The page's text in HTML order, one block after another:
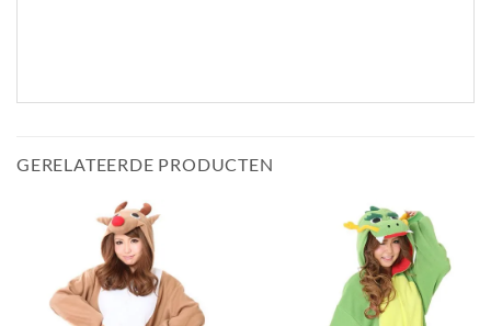
GERELATEERDE PRODUCTEN